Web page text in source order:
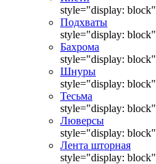
style="display: block"
Подхваты
style="display: block"
Бахрома
style="display: block"
Шнуры
style="display: block"
Тесьма
style="display: block"
Люверсы
style="display: block"
Лента шторная
style="display: block"